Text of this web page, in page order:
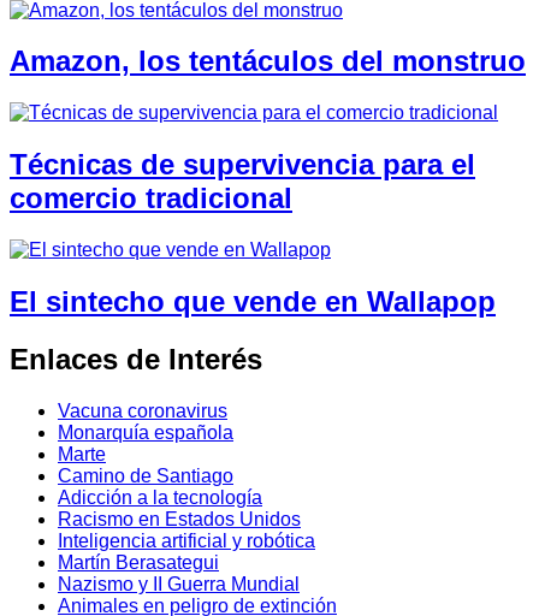
Amazon, los tentáculos del monstruo
Técnicas de supervivencia para el
comercio tradicional
El sintecho que vende en Wallapop
Enlaces de Interés
Vacuna coronavirus
Monarquía española
Marte
Camino de Santiago
Adicción a la tecnología
Racismo en Estados Unidos
Inteligencia artificial y robótica
Martín Berasategui
Nazismo y II Guerra Mundial
Animales en peligro de extinción